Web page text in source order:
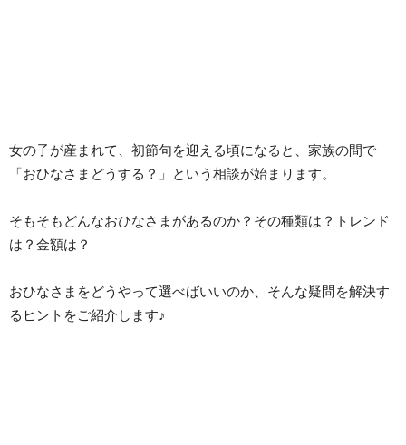
女の子が産まれて、初節句を迎える頃になると、家族の間で
「おひなさまどうする？」という相談が始まります。
そもそもどんなおひなさまがあるのか？その種類は？トレンド
は？金額は？
おひなさまをどうやって選べばいいのか、そんな疑問を解決す
るヒントをご紹介します♪